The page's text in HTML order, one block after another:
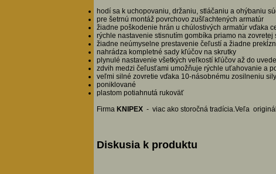
hodí sa k uchopovaniu, držaniu, stláčaniu a ohýbaniu
pre šetrnú montáž povrchovo zušľachtených armatúr
žiadne poškodenie hrán u chúlostivých armatúr vďaka
rýchle nastavenie stisnutím gombíka priamo na zovretej
žiadne neúmyselne prestavenie čeľustí a žiadne
nahrádza kompletné sady kľúčov na skrutky
plynulé nastavenie všetkých veľkostí kľúčov až do
zdvih medzi čeľusťami umožňuje rýchle uťahovanie a
veľmi silné zovretie vďaka 10-násobnému zosilneniu
poniklované
plastom potiahnutá rukoväť
Firma KNIPEX - viac ako storočná tradícia.Veľa
Diskusia k produktu